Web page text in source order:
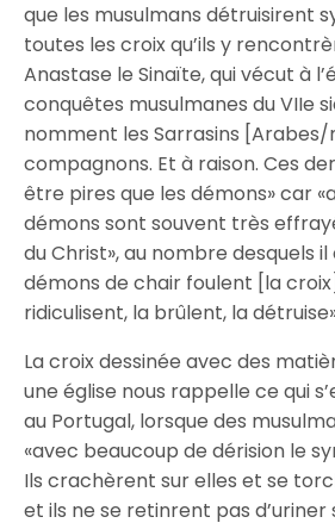
que les musulmans détruisirent
toutes les croix qu’ils y
Anastase le Sinaïte, qui vécut à
conquêtes musulmanes du VIIe
nomment les Sarrasins
compagnons. Et à raison. Ces
être pires que les démons» car
démons sont souvent très
du Christ», au nombre desquels il
démons de chair foulent [la
ridiculisent, la brûlent, la
La croix dessinée avec des
une église nous rappelle ce qui
au Portugal, lorsque des
«avec beaucoup de dérision le
Ils crachèrent sur elles et se
et ils ne se retinrent pas d’uriner